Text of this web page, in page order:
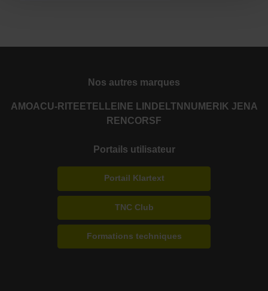
Nos autres marques
AMOACU-RITE ETEL LEINE LINDE LTN NUMERIK JENA
RENCORSF
Portails utilisateur
Portail Klartext
TNC Club
Formations techniques